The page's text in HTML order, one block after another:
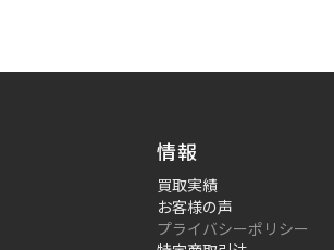
情報
買取実績
お客様の声
プライバシーポリシー